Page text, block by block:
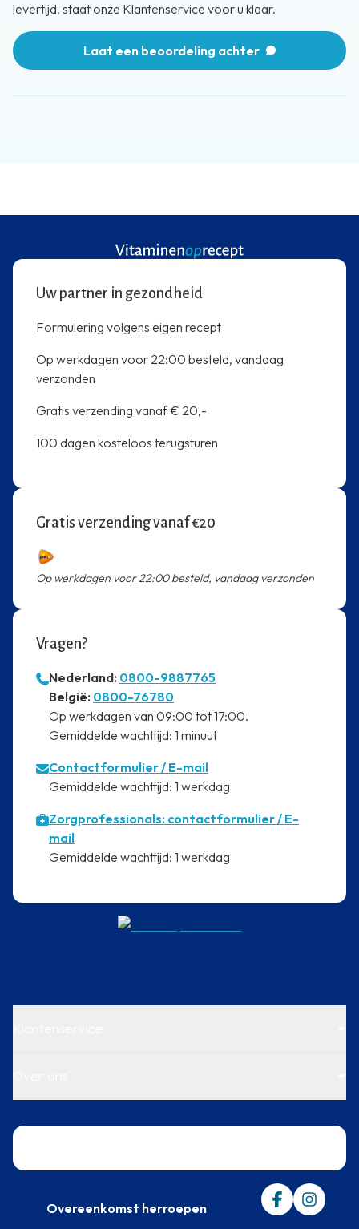
levertijd, staat onze Klantenservice voor u klaar.
Laat een beoordeling achter
Uw partner in gezondheid
Formulering volgens eigen recept
Op werkdagen voor 22:00 besteld, vandaag
verzonden
Gratis verzending vanaf € 20,-
100 dagen kosteloos terugsturen
Gratis verzending vanaf €20
Op werkdagen voor 22:00 besteld, vandaag verzonden
Vragen?
Nederland: 0800-9887765
⁠België: 0800-76780
⁠Op werkdagen van 09:00 tot 17:00.
⁠Gemiddelde wachttijd: 1 minuut
Contactformulier/ E-mail
⁠Gemiddelde wachttijd: 1 werkdag
Zorgprofessionals: contactformulier / E-
mail
⁠Gemiddelde wachttijd: 1 werkdag
Overeenkomst herroepen